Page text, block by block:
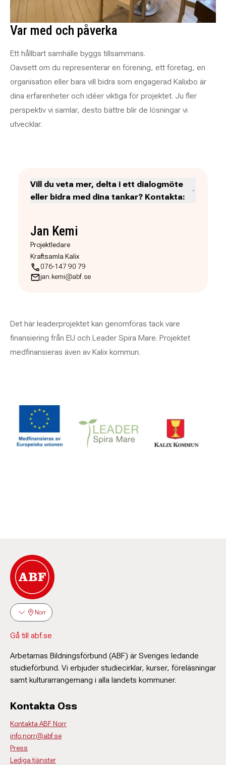
Var med och påverka
Ett hållbart samhälle byggs tillsammans.
Oavsett om du representerar en förening, ett företag, en
organisation eller bara vill bidra som engagerad Kalixbo är
dina erfarenheter och idéer viktiga för projektet. Ju fler
perspektiv vi samlar, desto bättre blir de lösningar vi
utvecklar.
Vill du veta mer, delta i ett dialogmöte
eller bidra med dina tankar? Kontakta:
Jan Kemi
Projektledare
Kraftsamla Kalix
076-147 90 79
jan.kemi@abf.se
Det här leaderprojektet kan genomföras tack vare
finansiering från EU och Leader Spira Mare. Projektet
medfinansieras även av Kalix kommun.
Norr
Gå till abf.se
Arbetarnas Bildningsförbund (ABF) är Sveriges ledande
studieförbund. Vi erbjuder studiecirklar, kurser, föreläsningar
samt kulturarrangemang i alla landets kommuner.
Kontakta Oss
Kontakta ABF Norr
info.norr@abf.se
Press
Lediga tjänster